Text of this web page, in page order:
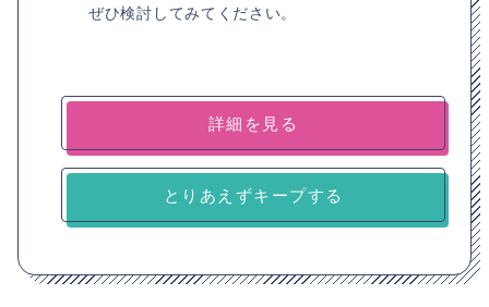
ぜひ検討してみてください。
詳細を見る
とりあえずキープする